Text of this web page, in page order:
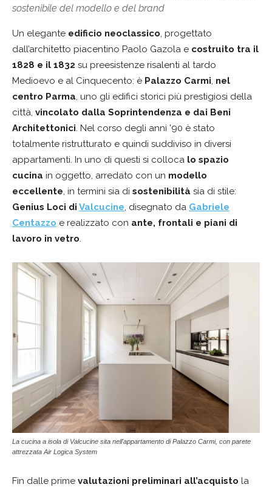
sostenibile del modello e del brand
Un elegante edificio neoclassico, progettato
dall’architetto piacentino Paolo Gazola e costruito tra il
1828 e il 1832 su preesistenze risalenti al tardo
Medioevo e al Cinquecento: è Palazzo Carmi, nel
centro Parma, uno gli edifici storici più prestigiosi della
città, vincolato dalla Soprintendenza e dai Beni
Architettonici. Nel corso degli anni '90 è stato
totalmente ristrutturato e quindi suddiviso in diversi
appartamenti. In uno di questi si colloca lo spazio
cucina in oggetto, arredato con un modello
eccellente, in termini sia di sostenibilità sia di stile:
Genius Loci di Valcucine, disegnato da Gabriele
Centazzo e realizzato con ante, frontali e piani di
lavoro in vetro.
La cucina a isola di Valcucine sita nell'appartamento di Palazzo Carmi, con parete
attrezzata Air Logica System
Fin dalle prime valutazioni preliminari all’acquisto la